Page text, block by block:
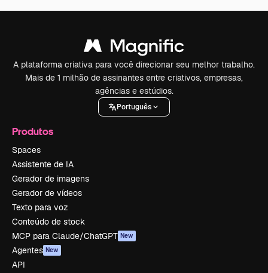
A plataforma criativa para você direcionar seu melhor trabalho.
Mais de 1 milhão de assinantes entre criativos, empresas,
agências e estúdios.
Português
Produtos
Spaces
Assistente de IA
Gerador de imagens
Gerador de vídeos
Texto para voz
Conteúdo de stock
MCP para Claude/ChatGPT New
Agentes New
API